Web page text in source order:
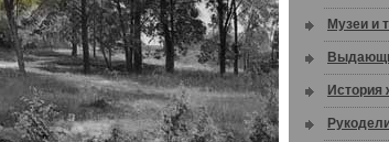
Музеи и
История